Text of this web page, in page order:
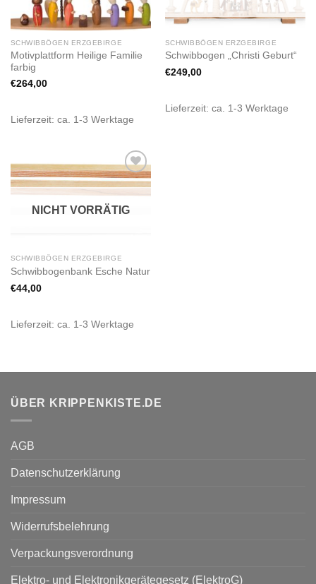
SCHWIBBÖGEN ERZGEBIRGE
Motivplattform Heilige Familie
farbig
€264,00
Lieferzeit: ca. 1-3 Werktage
SCHWIBBÖGEN ERZGEBIRGE
Schwibbogen „Christi Geburt“
€249,00
Lieferzeit: ca. 1-3 Werktage
Zur
hinzufügen
NICHT VORRÄTIG
SCHWIBBÖGEN ERZGEBIRGE
Schwibbogenbank Esche Natur
€44,00
Lieferzeit: ca. 1-3 Werktage
ÜBER KRIPPENKISTE.DE
AGB
Datenschutzerklärung
Impressum
Widerrufsbelehrung
Verpackungsverordnung
Elektro- und Elektronikgerätegesetz (ElektroG)